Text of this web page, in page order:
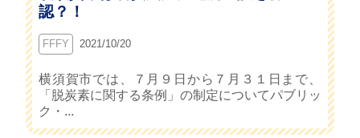
認？！
FFFY 2021/10/20
横須賀市では、７月９日から７月３１日まで、
「脱炭素に関する条例」の制定についてパブリッ
ク・...